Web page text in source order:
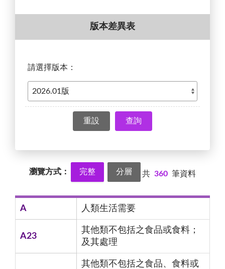
版本差異表
請選擇版本：
查詢
瀏覽方式： 完整 分層 共 360 筆資料
A 人類生活需要
A23
其他類不包括之食品或食料；
及其處理
其他類不包括之食品、食料或